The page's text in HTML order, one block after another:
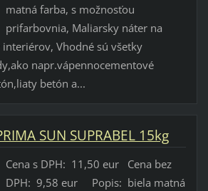
matná farba, s možnosťou
prifarbovnia, Maliarsky náter na
Vhodné sú všetky
napr.vápennocementové
betón a...
SUN SUPRABEL 15kg
Cena s DPH: 11,50 eur Cena bez
DPH: 9,58 eur Popis: biela matná